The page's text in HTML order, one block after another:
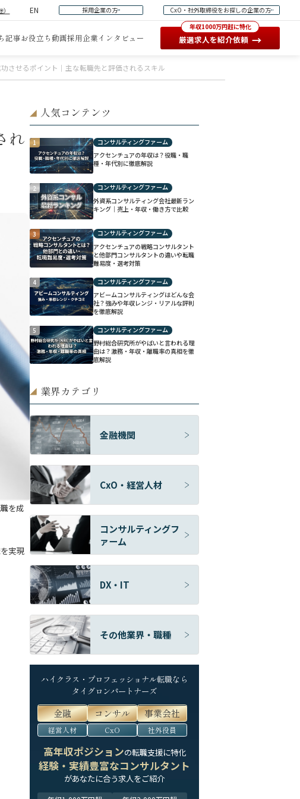
EN 採用企業の方 CxO・社外取締役をお探しの企業の方
記事お役立ち動画採用企業インタビュー
年収1000万円超に特化
厳選求人を紹介依頼 →
させるポイント｜主な転職先と評価されるスキル
れ
を成
実現
◢ 人気コンテンツ
1
コンサルティングファーム
アクセンチュアの年収は？役職・職
種・年代別に徹底解説
2
コンサルティングファーム
外資系コンサルティング会社最新ラン
キング｜売上・年収・働き方で比較
3
コンサルティングファーム
アクセンチュアの戦略コンサルタント
と他部門コンサルタントの違いや転職
難易度・選考対策
4
コンサルティングファーム
アビームコンサルティングはどんな会
社？強みや年収レンジ・リアルな評判
を徹底解説
5
コンサルティングファーム
野村総合研究所がやばいと言われる理
由は？激務・年収・離職率の真相を徹
底解説
◢ 業界カテゴリ
金融機関
CxO・経営人材
コンサルティングフ
ァーム
DX・IT
その他業界・職種
ハイクラス・プロフェッショナル転職なら
タイグロンパートナーズ
金融 コンサル 事業会社
経営人材 CxO 社外役員
高年収ポジションの転職支援に特化
経験・実績豊富なコンサルタント
があなたに合う求人をご紹介